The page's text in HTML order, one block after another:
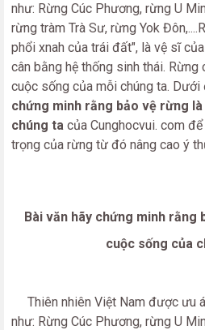
như: Rừng Cúc Phương, rừng U
rừng tràm Trà Sư, rừng Yok
phổi xnah của trái đất", là vệ sĩ
cân bằng hệ thống sinh thái.
cuộc sống của mỗi chúng ta. Dưới
chứng minh rằng bảo vệ rừng
chúng ta của Cunghocvui. com
trọng của rừng từ đó nâng cao ý
Bài văn hãy chứng minh rằng
cuộc sống của
Thiên nhiên Việt Nam được ưu
như: Rừng Cúc Phương, rừng U